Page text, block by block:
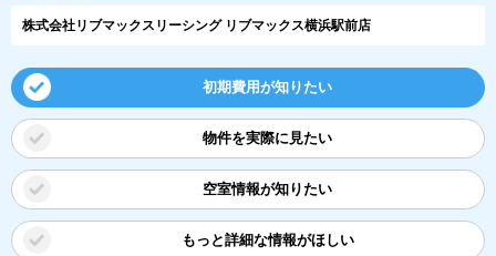
株式会社リブマックスリーシング リブマックス横浜駅前店
初期費用が知りたい
物件を実際に見たい
空室情報が知りたい
もっと詳細な情報がほしい